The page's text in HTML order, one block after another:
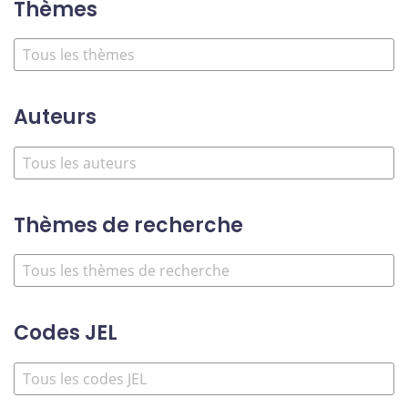
Thèmes
Auteurs
Thèmes de recherche
Codes JEL